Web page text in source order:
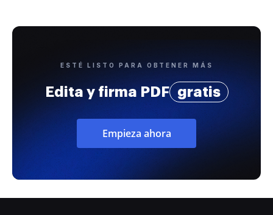
ESTÉ LISTO PARA OBTENER MÁS
Edita y firma PDF gratis
Empieza ahora